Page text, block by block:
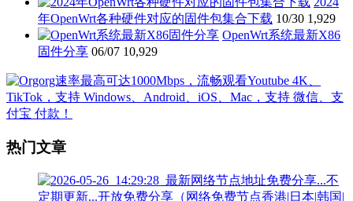
年OpenWrt各种硬件对应的固件包集合下载 10/30 1,929
OpenWrt系统最新X86
固件分享 06/07 10,929
热门文章